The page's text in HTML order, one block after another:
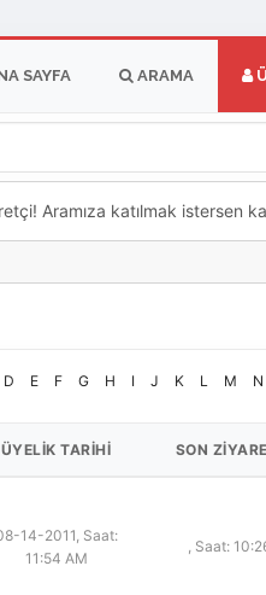
SAYFA ARAMA
Aramıza katılmak istersen
D E F G H I J K L M N
ÜYELIK TARIHI SON
14-2011, Saat:
11:54 AM
, Saat: